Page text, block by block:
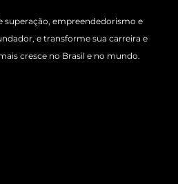
superação, empreendedorismo e
e transforme sua carreira e
cresce no Brasil e no mundo.